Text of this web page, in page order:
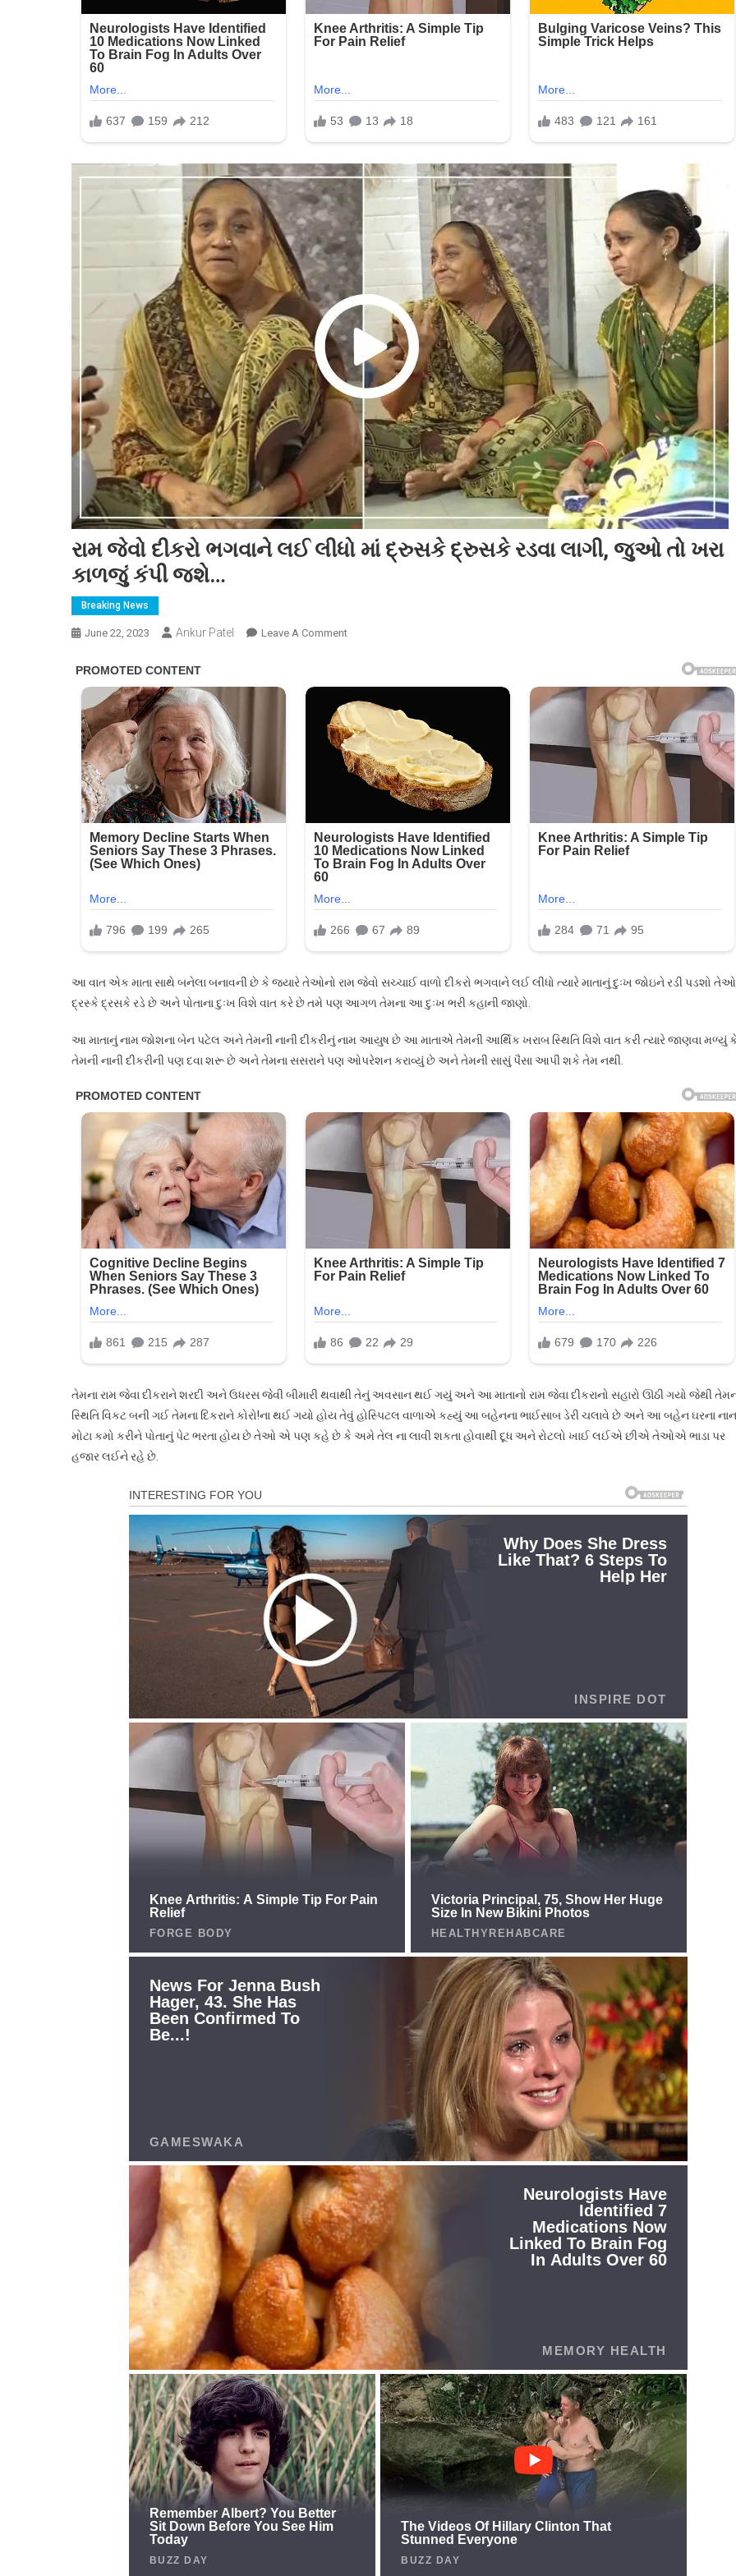
રામ જેવો દીકરો ભગવાને લઈ લીધો માં દ્રુસકે દ્રુસકે રડવા લાગી, જુઓ તો ખરા
કાળજું કંપી જશે…
Breaking News
June 22, 2023 Ankur Patel Leave A CommentOn
દીકરો
ભગવાને
લઈ
લીધો
માં
દ્રુસકે
રડવા
લાગી,
જુઓ
કંપી
જશે…
આ વાત એક માતા સાથે બનેલા બનાવની છે કે જ્યારે તેઓનો રામ જેવો સચ્ચાઈ વાળો દીકરો ભગવાને લઈ લીધો ત્યારે માતાનું દુઃખ જોઇને રડી પડશો તેઓ
દ્રસ્કે દ્રસકે રડે છે અને પોતાના દુઃખ વિશે વાત કરે છે તમે પણ આગળ તેમના આ દુઃખ ભરી કહાની જાણો.
આ માતાનું નામ જોશના બેન પટેલ અને તેમની નાની દીકરીનું નામ આયુષ છે આ માતાએ તેમની આર્થિક ખરાબ સ્થિતિ વિશે વાત કરી ત્યારે જાણવા મળ્યું
તેમની નાની દીકરીની પણ દવા શરૂ છે અને તેમના સસરાને પણ ઓપરેશન કરાવ્યું છે અને તેમની સાસું પૈસા આપી શકે તેમ નથી.
તેમના રામ જેવા દીકરાને શરદી અને ઉધરસ જેવી બીમારી થવાથી તેનું અવસાન થઈ ગયું અને આ માતાનો રામ જેવા દીકરાનો સહારો ઊઠી ગયો જેથી
સ્થિતિ વિકટ બની ગઈ તેમના દિકરાને કોરો!ના થઈ ગયો હોય તેવું હોસ્પિટલ વાળાએ કહ્યું આ બહેનના ભાઈસાબ ડેરી ચલાવે છે અને આ બહેન ઘરના
મોટા કમો કરીને પોતાનું પેટ ભરતા હોય છે તેઓ એ પણ કહે છે કે અમે તેલ ના લાવી શકતા હોવાથી દૂધ અને રોટલો ખાઈ લઈએ છીએ તેઓએ ભાડા પર
હજાર લઈને રહે છે.